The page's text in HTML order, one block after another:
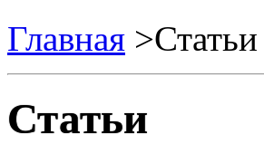
Главная >Статьи
Статьи